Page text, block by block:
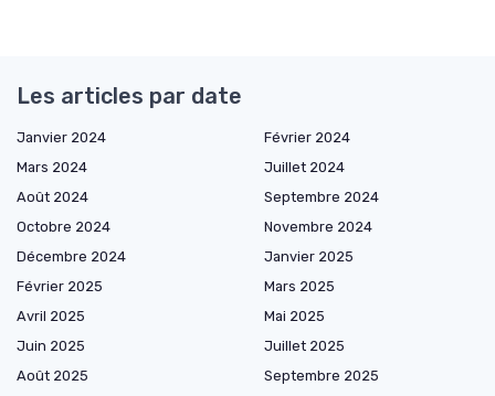
Les articles par date
Janvier 2024
Février 2024
Mars 2024
Juillet 2024
Août 2024
Septembre 2024
Octobre 2024
Novembre 2024
Décembre 2024
Janvier 2025
Février 2025
Mars 2025
Avril 2025
Mai 2025
Juin 2025
Juillet 2025
Août 2025
Septembre 2025